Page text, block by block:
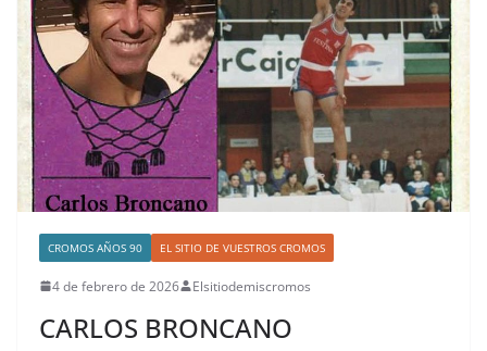
CROMOS AÑOS 90 EL SITIO DE VUESTROS CROMOS
4 de febrero de 2026 Elsitiodemiscromos
CARLOS BRONCANO